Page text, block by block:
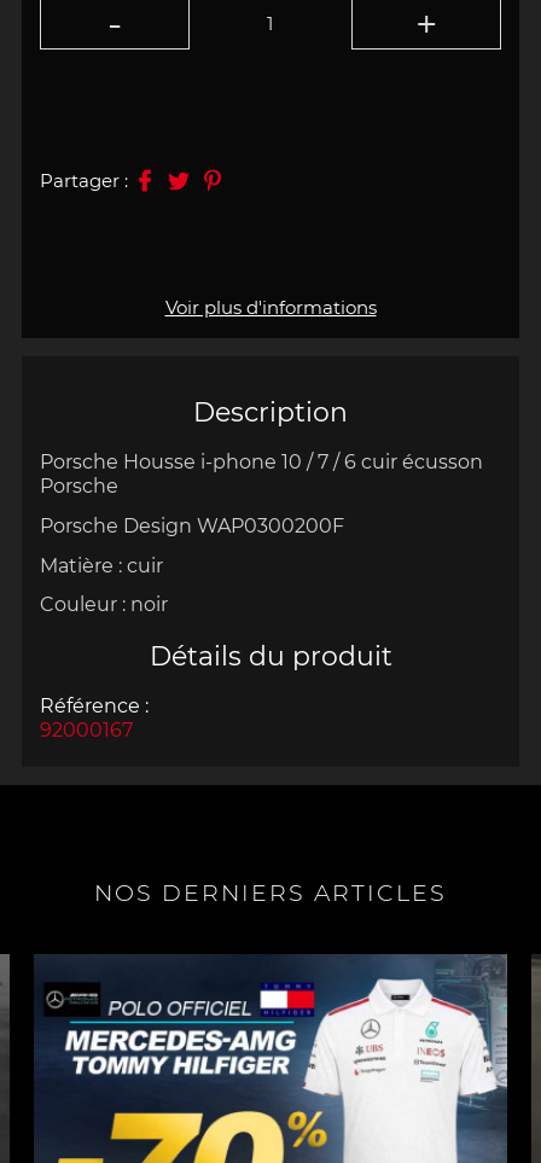
Description
Porsche Housse i-phone 10 / 7 / 6 cuir écusson
Porsche
Porsche Design WAP0300200F
Matière : cuir
Couleur : noir
Détails du produit
Référence :
92000167
Voir plus d'informations
Partager :
NOS DERNIERS ARTICLES